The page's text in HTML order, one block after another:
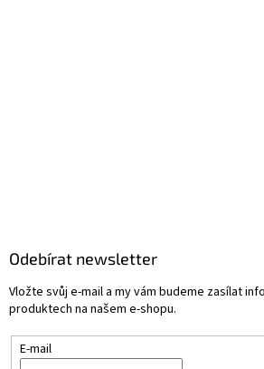
Odebírat newsletter
Vložte svůj e-mail a my vám budeme zasílat
produktech na našem e-shopu.
E-mail